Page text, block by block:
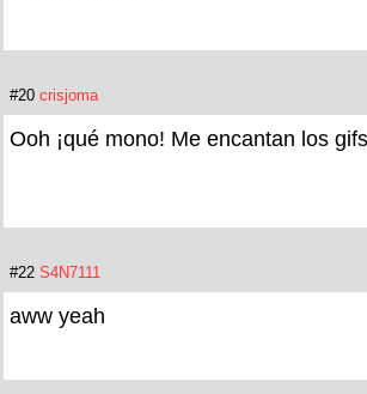
#20 crisjoma
Ooh ¡qué mono! Me encantan los
#22 S4N7111
aww yeah